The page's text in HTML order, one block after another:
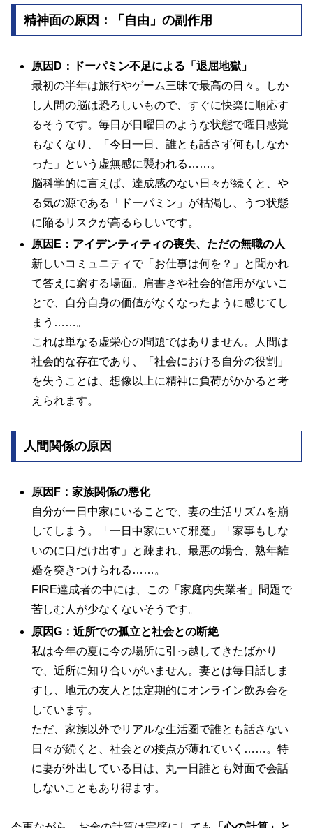
精神面の原因：「自由」の副作用
原因 D：ドーパミン不足による「退屈地獄」
最初の半年は旅行やゲーム三昧で最高の日々。しか
し人間の脳は恐ろしいもので、すぐに快楽に順応す
るそうです。毎日が日曜日のような状態で曜日感覚
もなくなり、「今日一日、誰とも話さず何もしなか
った」という虚無感に襲われる……。
脳科学的に言えば、達成感のない日々が続くと、や
る気の源である「ドーパミン」が枯渇し、うつ状態
に陥るリスクが高るらしいです。
原因 E：アイデンティティの喪失、ただの無職の人
新しいコミュニティで「お仕事は何を？」と聞かれ
て答えに窮する場面。肩書きや社会的信用がないこ
とで、自分自身の価値がなくなったように感じてし
まう……。
これは単なる虚栄心の問題ではありません。人間は
社会的な存在であり、「社会における自分の役割」
を失うことは、想像以上に精神に負荷がかかると考
えられます。
人間関係の原因
原因 F：家族関係の悪化
自分が一日中家にいることで、妻の生活リズムを崩
してしまう。「一日中家にいて邪魔」「家事もしな
いのに口だけ出す」と疎まれ、最悪の場合、熟年離
婚を突きつけられる……。
FIRE達成者の中には、この「家庭内失業者」問題で
苦しむ人が少なくないそうです。
原因G：近所での孤立と社会との断絶
私は今年の夏に今の場所に引っ越してきたばかり
で、近所に知り合いがいません。妻とは毎日話しま
すし、地元の友人とは定期的にオンライン飲み会を
しています。
ただ、家族以外でリアルな生活圏で誰とも話さない
日々が続くと、社会との接点が薄れていく……。特
に妻が外出している日は、丸一日誰とも対面で会話
しないこともあり得ます。